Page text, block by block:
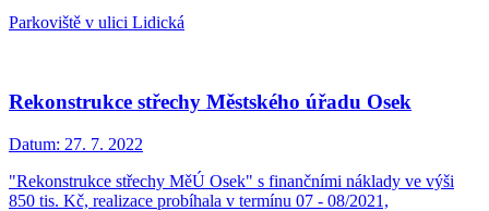
Parkoviště v ulici Lidická
Rekonstrukce střechy Městského úřadu Osek
Datum: 27. 7. 2022
"Rekonstrukce střechy MěÚ Osek" s finančními náklady ve výši
850 tis. Kč, realizace probíhala v termínu 07 - 08/2021,